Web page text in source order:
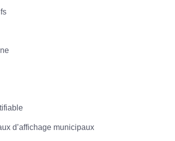
d’affichage municipaux